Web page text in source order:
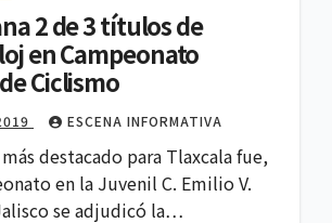
2 de 3 títulos de
en Campeonato
Ciclismo
ESCENA INFORMATIVA
destacado para Tlaxcala fue,
en la Juvenil C. Emilio V.
se adjudicó la…